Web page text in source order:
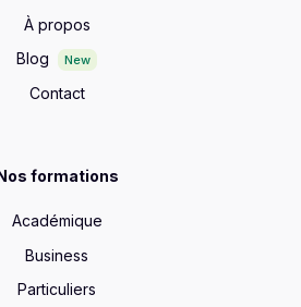
À propos
Blog
New
Contact
formations
Académique
Business
Particuliers